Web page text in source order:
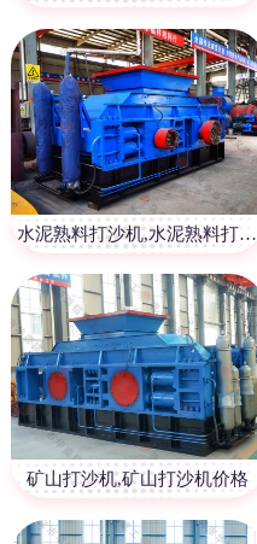
水泥熟料打沙机,水泥熟料打沙机价格
矿山打沙机,矿山打沙机价格